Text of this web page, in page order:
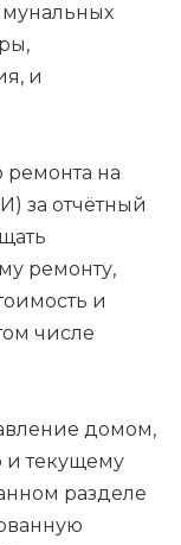
и
ремонта на
за отчётный
ремонту,
и
числе
домом,
и текущему
разделе